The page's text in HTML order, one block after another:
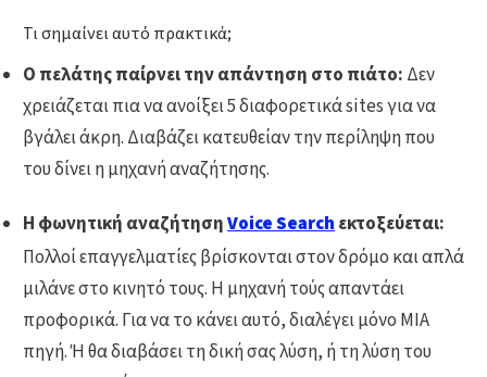
Τι σημαίνει αυτό πρακτικά;
Ο πελάτης παίρνει την απάντηση στο πιάτο: Δεν
χρειάζεται πια να ανοίξει 5 διαφορετικά sites για να
βγάλει άκρη. Διαβάζει κατευθείαν την περίληψη που
του δίνει η μηχανή αναζήτησης.
Η φωνητική αναζήτησηVoice Searchεκτοξεύεται:
Πολλοί επαγγελματίες βρίσκονται στον δρόμο και απλά
μιλάνε στο κινητό τους. Η μηχανή τούς απαντάει
προφορικά. Για να το κάνει αυτό, διαλέγει μόνο ΜΙΑ
πηγή. Ή θα διαβάσει τη δική σας λύση, ή τη λύση του